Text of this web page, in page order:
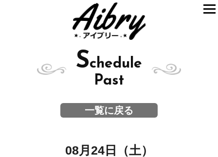
Schedule
Past
一覧に戻る
08月24日（土）